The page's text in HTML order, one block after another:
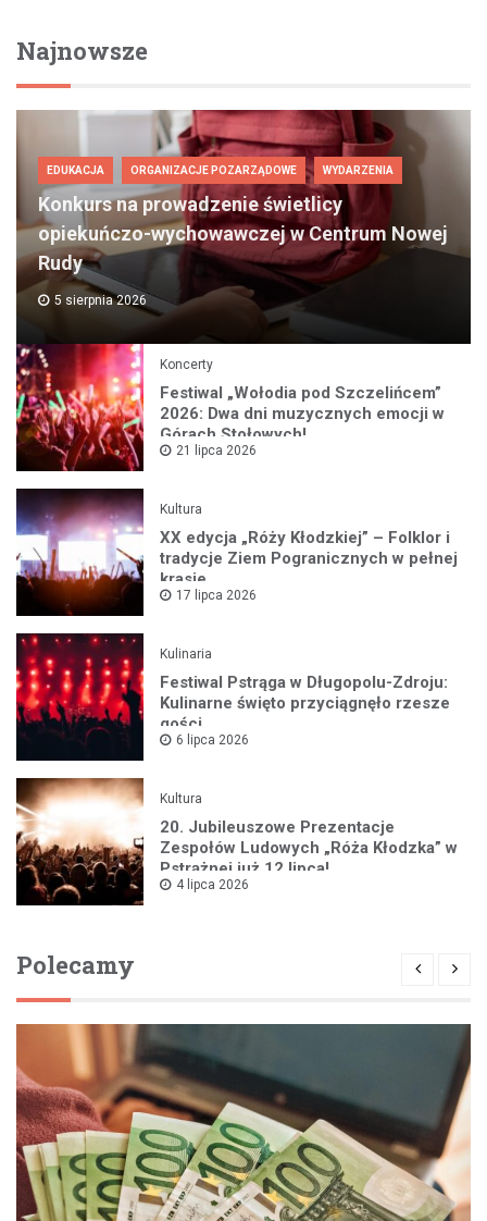
Najnowsze
EDUKACJA ORGANIZACJE POZARZĄDOWE WYDARZENIA
Konkurs na prowadzenie świetlicy
opiekuńczo-wychowawczej w Centrum Nowej
Rudy
5 sierpnia 2026
Koncerty
Festiwal „Wołodia pod Szczelińcem”
2026: Dwa dni muzycznych emocji w
Górach Stołowych!
21 lipca 2026
Kultura
XX edycja „Róży Kłodzkiej” – Folklor i
tradycje Ziem Pogranicznych w pełnej
krasie
17 lipca 2026
Kulinaria
Festiwal Pstrąga w Długopolu-Zdroju:
Kulinarne święto przyciągnęło rzesze
gości
6 lipca 2026
Kultura
20. Jubileuszowe Prezentacje
Zespołów Ludowych „Róża Kłodzka” w
Pstrążnej już 12 lipca!
4 lipca 2026
Polecamy